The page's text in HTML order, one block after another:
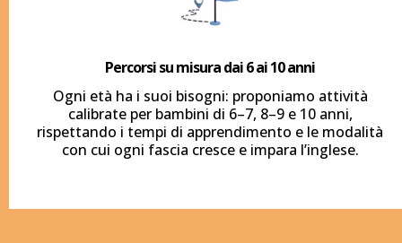
Percorsi su misura dai 6 ai 10 anni
Ogni età ha i suoi bisogni: proponiamo attività
calibrate per bambini di 6–7, 8–9 e 10 anni,
rispettando i tempi di apprendimento e le modalità
con cui ogni fascia cresce e impara l’inglese.